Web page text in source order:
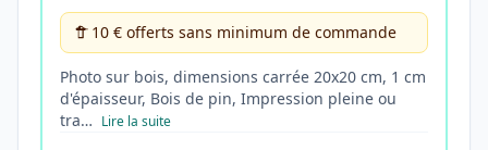
10 € offerts sans minimum de commande
Photo sur bois, dimensions carrée 20x20 cm, 1 cm
d'épaisseur, Bois de pin, Impression pleine ou
tra… Lire la suite